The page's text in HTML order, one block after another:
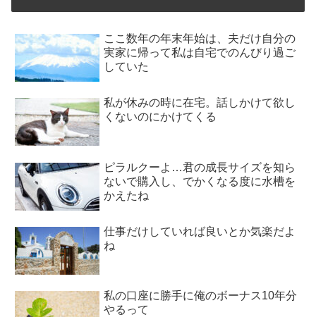
ここ数年の年末年始は、夫だけ自分の
実家に帰って私は自宅でのんびり過ご
していた
私が休みの時に在宅。話しかけて欲し
くないのにかけてくる
ピラルクーよ…君の成長サイズを知ら
ないで購入し、でかくなる度に水槽を
かえたね
仕事だけしていれば良いとか気楽だよ
ね
私の口座に勝手に俺のボーナス10年分
やるって